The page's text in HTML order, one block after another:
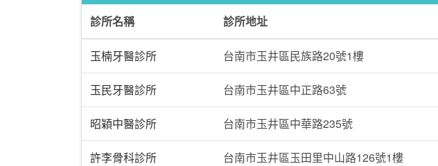
診所名稱 診所地址
玉楠牙醫診所 台南市玉井區民族路20號1樓
玉民牙醫診所 台南市玉井區中正路63號
昭穎中醫診所 台南市玉井區中華路235號
許李骨科診所 台南市玉井區玉田里中山路126號1樓